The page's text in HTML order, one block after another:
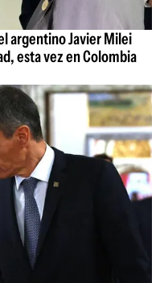
argentino Javier Milei
esta vez en Colombia